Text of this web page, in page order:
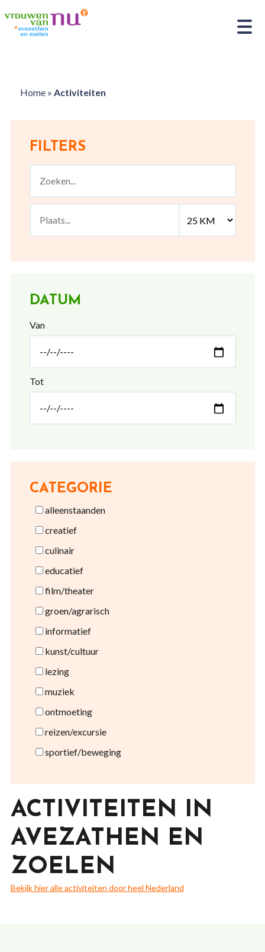
Home» Activiteiten
FILTERS
DATUM
Van
Tot
CATEGORIE
alleenstaanden
creatief
culinair
educatief
film/theater
groen/agrarisch
informatief
kunst/cultuur
lezing
muziek
ontmoeting
reizen/excursie
sportief/beweging
ACTIVITEITEN IN
AVEZATHEN EN
ZOELEN
Bekijk hier alle activiteiten door heel Nederland